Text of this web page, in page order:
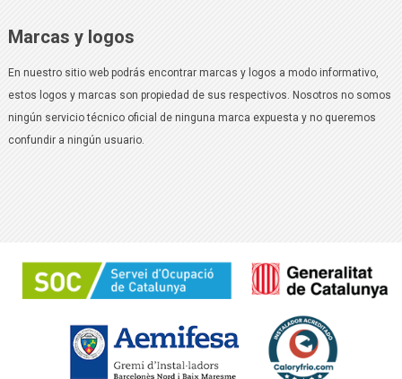
Marcas y logos
En nuestro sitio web podrás encontrar marcas y logos a modo informativo,
estos logos y marcas son propiedad de sus respectivos. Nosotros no somos
ningún servicio técnico oficial de ninguna marca expuesta y no queremos
confundir a ningún usuario.